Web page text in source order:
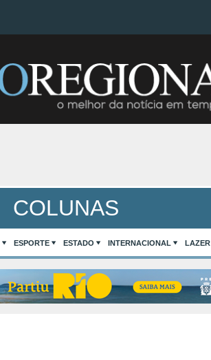
COLUNAS
ESPORTE ESTADO INTERNACIONAL LAZER